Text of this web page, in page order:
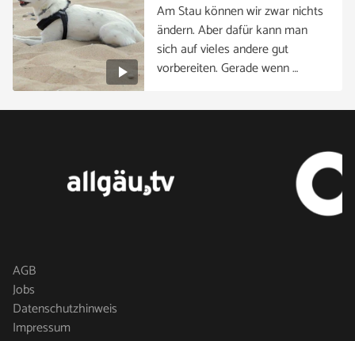
Am Stau können wir zwar nichts
ändern. Aber dafür kann man
sich auf vieles andere gut
vorbereiten. Gerade wenn …
AGB
Jobs
Datenschutzhinweis
Impressum